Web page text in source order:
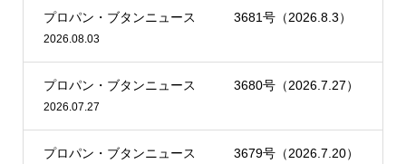
プロパン・ブタンニュース 3681号（2026.8.3）
2026.08.03
プロパン・ブタンニュース 3680号（2026.7.27）
2026.07.27
プロパン・ブタンニュース 3679号（2026.7.20）